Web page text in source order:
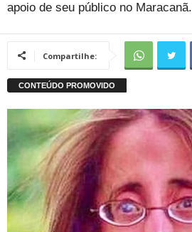
apoio de seu público no Maracanã.
Compartilhe: